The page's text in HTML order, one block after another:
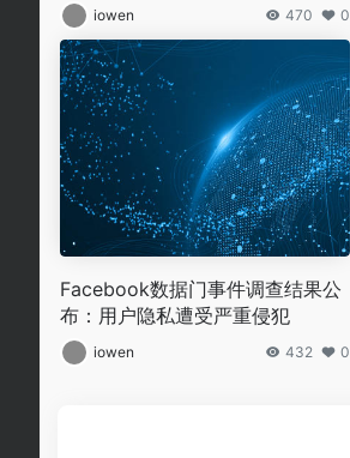
iowen 470 0
Facebook数据门事件调查结果公
布：用户隐私遭受严重侵犯
iowen 432 0